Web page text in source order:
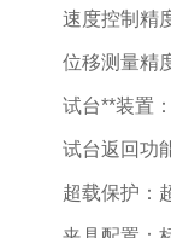
速度控制精
位移测量精
试台**装置
试台返回功
超载保护：